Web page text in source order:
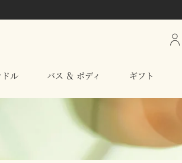
ル バス ＆ ボディ ギフト
My